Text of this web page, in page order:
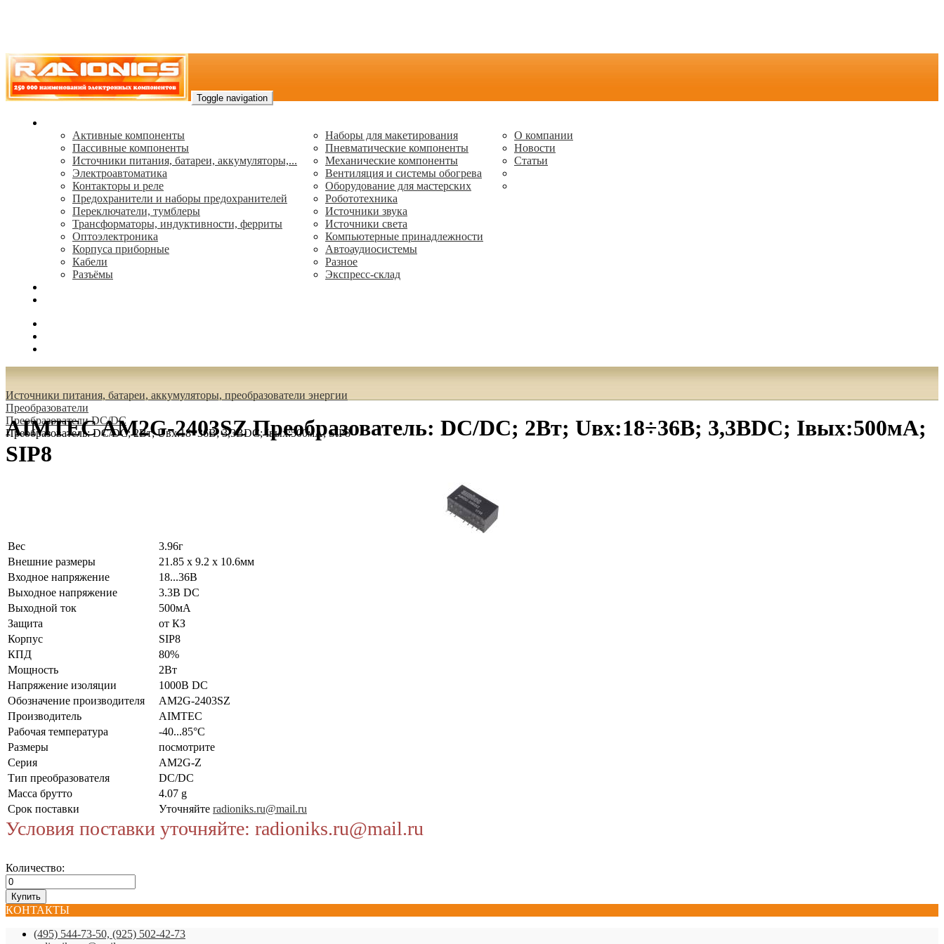
Toggle navigation
Активные компоненты
Пассивные компоненты
Источники питания, батареи, аккумуляторы,...
Электроавтоматика
Контакторы и реле
Предохранители и наборы предохранителей
Переключатели, тумблеры
Трансформаторы, индуктивности, ферриты
Oптоэлектроника
Корпуса приборные
Кабели
Разъёмы
Наборы для макетирования
Пневматические компоненты
Механические компоненты
Вентиляция и системы обогрева
Оборудование для мастерских
Робототехника
Источники звука
Источники света
Компьютерные принадлежности
Автоаудиосистемы
Разное
Экспресс-склад
О компании
Новости
Статьи
Источники питания, батареи, аккумуляторы, преобразователи энергии
Преобразователи
Преобразователи DC/DC
Преобразователь: DC/DC; 2Вт; Uвх:18÷36В; 3,3ВDC; Iвых:500мА; SIP8
AIMTEC AM2G-2403SZ Преобразователь: DC/DC; 2Вт; Uвх:18÷36В; 3,3ВDC; Iвых:500мА;
SIP8
Вес
3.96г
Внешние размеры
21.85 x 9.2 x 10.6мм
Входное напряжение
18...36В
Выходное напряжение
3.3В DC
Выходной ток
500мА
Защита
от КЗ
Корпус
SIP8
КПД
80%
Мощность
2Вт
Напряжение изоляции
1000В DC
Обозначение производителя
AM2G-2403SZ
Производитель
AIMTEC
Рабочая температура
-40...85°C
Размеры
посмотрите
Серия
AM2G-Z
Тип преобразователя
DC/DC
Масса брутто
4.07 g
Срок поставки
Уточняйте radioniks.ru@mail.ru
Условия поставки уточняйте: radioniks.ru@mail.ru
Количество:
КОНТАКТЫ
(495) 544-73-50, (925) 502-42-73